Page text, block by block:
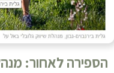
הספירה לאחור: